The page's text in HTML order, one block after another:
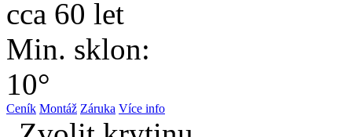
cca 60 let
Min. sklon:
10°
Ceník Montáž Záruka Více info